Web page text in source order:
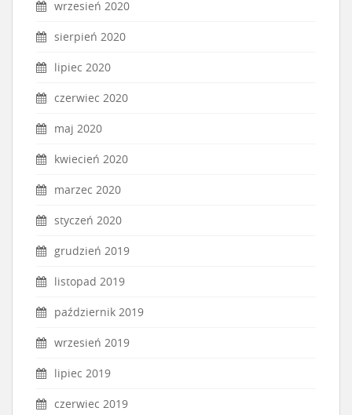
wrzesień 2020
sierpień 2020
lipiec 2020
czerwiec 2020
maj 2020
kwiecień 2020
marzec 2020
styczeń 2020
grudzień 2019
listopad 2019
październik 2019
wrzesień 2019
lipiec 2019
czerwiec 2019